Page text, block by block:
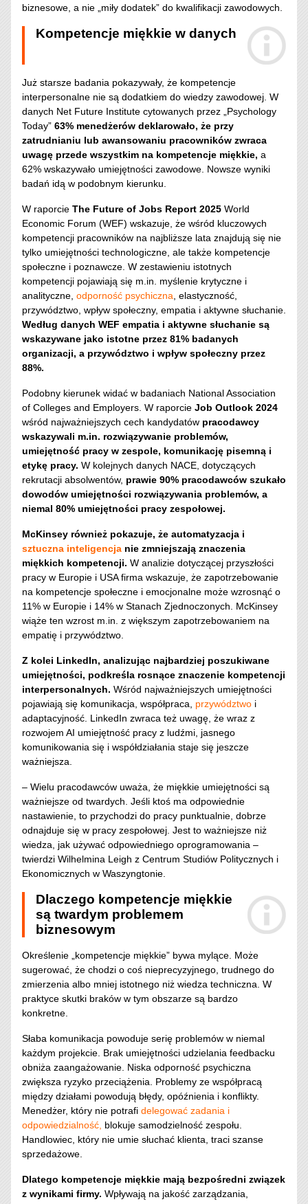
biznesowe, a nie „miły dodatek” do kwalifikacji zawodowych.
Kompetencje miękkie w danych
Już starsze badania pokazywały, że kompetencje
interpersonalne nie są dodatkiem do wiedzy zawodowej. W
danych Net Future Institute cytowanych przez „Psychology
Today” 63% menedżerów deklarowało, że przy
zatrudnianiu lub awansowaniu pracowników zwraca
uwagę przede wszystkim na kompetencje miękkie, a
62% wskazywało umiejętności zawodowe. Nowsze wyniki
badań idą w podobnym kierunku.
W raporcie The Future of Jobs Report 2025 World
Economic Forum (WEF) wskazuje, że wśród kluczowych
kompetencji pracowników na najbliższe lata znajdują się nie
tylko umiejętności technologiczne, ale także kompetencje
społeczne i poznawcze. W zestawieniu istotnych
kompetencji pojawiają się m.in. myślenie krytyczne i
analityczne, odporność psychiczna, elastyczność,
przywództwo, wpływ społeczny, empatia i aktywne słuchanie.
Według danych WEF empatia i aktywne słuchanie są
wskazywane jako istotne przez 81% badanych
organizacji, a przywództwo i wpływ społeczny przez
88%.
Podobny kierunek widać w badaniach National Association
of Colleges and Employers. W raporcie Job Outlook 2024
wśród najważniejszych cech kandydatów pracodawcy
wskazywali m.in. rozwiązywanie problemów,
umiejętność pracy w zespole, komunikację pisemną i
etykę pracy. W kolejnych danych NACE, dotyczących
rekrutacji absolwentów, prawie 90% pracodawców szukało
dowodów umiejętności rozwiązywania problemów, a
niemal 80% umiejętności pracy zespołowej.
McKinsey również pokazuje, że automatyzacja i
sztuczna inteligencja nie zmniejszają znaczenia
miękkich kompetencji. W analizie dotyczącej przyszłości
pracy w Europie i USA firma wskazuje, że zapotrzebowanie
na kompetencje społeczne i emocjonalne może wzrosnąć o
11% w Europie i 14% w Stanach Zjednoczonych. McKinsey
wiąże ten wzrost m.in. z większym zapotrzebowaniem na
empatię i przywództwo.
Z kolei LinkedIn, analizując najbardziej poszukiwane
umiejętności, podkreśla rosnące znaczenie kompetencji
interpersonalnych. Wśród najważniejszych umiejętności
pojawiają się komunikacja, współpraca, przywództwo i
adaptacyjność. LinkedIn zwraca też uwagę, że wraz z
rozwojem AI umiejętność pracy z ludźmi, jasnego
komunikowania się i współdziałania staje się jeszcze
ważniejsza.
– Wielu pracodawców uważa, że ​​miękkie umiejętności są
ważniejsze od twardych. Jeśli ktoś ma odpowiednie
nastawienie, to przychodzi do pracy punktualnie, dobrze
odnajduje się w pracy zespołowej. Jest to ważniejsze niż
wiedza, jak używać odpowiedniego oprogramowania –
twierdzi Wilhelmina Leigh z Centrum Studiów Politycznych i
Ekonomicznych w Waszyngtonie.
Dlaczego kompetencje miękkie
są twardym problemem
biznesowym
Określenie „kompetencje miękkie” bywa mylące. Może
sugerować, że chodzi o coś nieprecyzyjnego, trudnego do
zmierzenia albo mniej istotnego niż wiedza techniczna. W
praktyce skutki braków w tym obszarze są bardzo
konkretne.
Słaba komunikacja powoduje serię problemów w niemal
każdym projekcie. Brak umiejętności udzielania feedbacku
obniża zaangażowanie. Niska odporność psychiczna
zwiększa ryzyko przeciążenia. Problemy ze współpracą
między działami powodują błędy, opóźnienia i konflikty.
Menedżer, który nie potrafi delegować zadania i
odpowiedzialność, blokuje samodzielność zespołu.
Handlowiec, który nie umie słuchać klienta, traci szanse
sprzedażowe.
Dlatego kompetencje miękkie mają bezpośredni związek
z wynikami firmy. Wpływają na jakość zarządzania,